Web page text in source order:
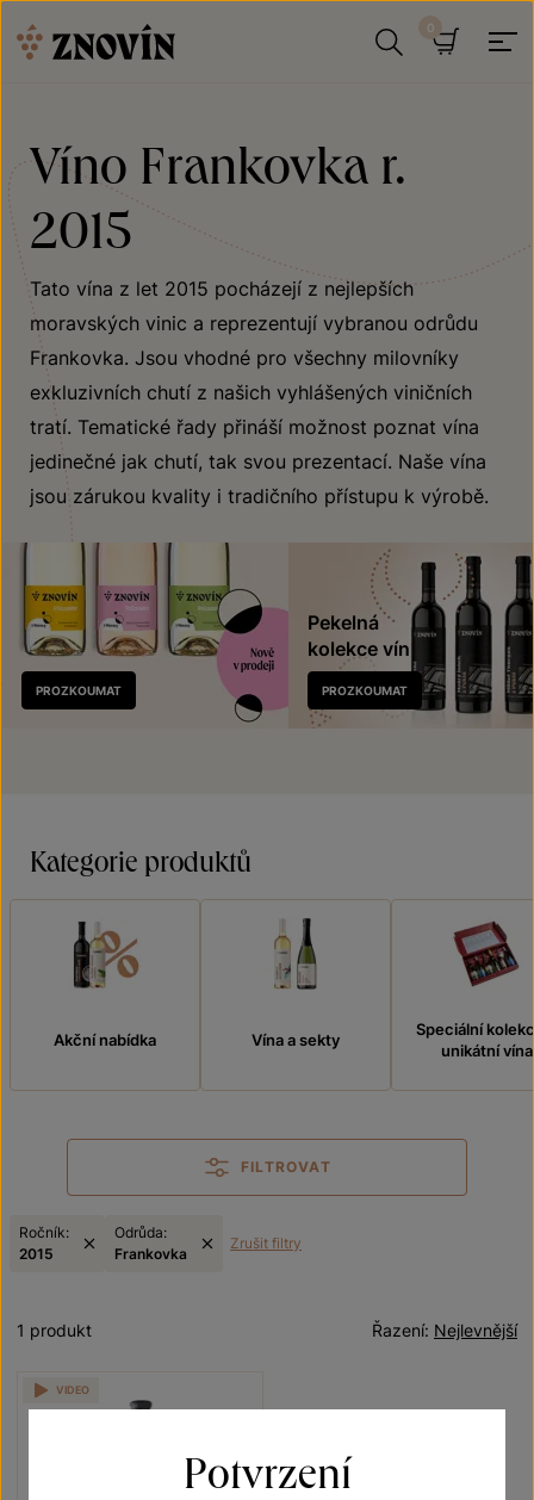
Víno Frankovka r.
2015
Tato vína z let 2015 pocházejí z nejlepších
moravských vinic a reprezentují vybranou odrůdu
Frankovka. Jsou vhodné pro všechny milovníky
exkluzivních chutí z našich vyhlášených viničních
tratí. Tematické řady přináší možnost poznat vína
jedinečné jak chutí, tak svou prezentací. Naše vína
jsou zárukou kvality i tradičního přístupu k výrobě.
Nově
v prodeji
PROZKOUMAT
Pekelná
kolekce vín
PROZKOUMAT
Kategorie produktů
Akční nabídka Vína a sekty
Speciální
unikátní vína
FILTROVAT
Ročník:
2015
Odrůda:
Frankovka
Zrušit filtry
Nejlevnější
Řazení:
1 produkt
VIDEO
Potvrzení